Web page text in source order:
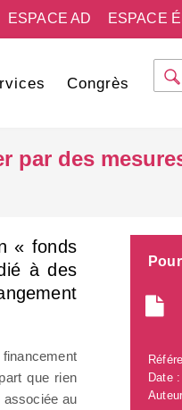
ESPACE
ESPACE AD
Congrès
par des
« fonds
à des
que rien
associée au
Date